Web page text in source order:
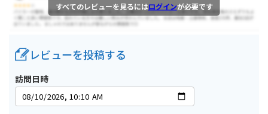
すべてのレビューを見るにはログインが必要です
レビューを投稿する
訪問日時